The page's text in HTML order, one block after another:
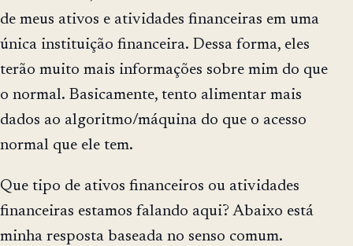
de meus ativos e atividades financeiras em uma
única instituição financeira. Dessa forma, eles
terão muito mais informações sobre mim do que
o normal. Basicamente, tento alimentar mais
dados ao algoritmo/máquina do que o acesso
normal que ele tem.
Que tipo de ativos financeiros ou atividades
financeiras estamos falando aqui? Abaixo está
minha resposta baseada no senso comum.